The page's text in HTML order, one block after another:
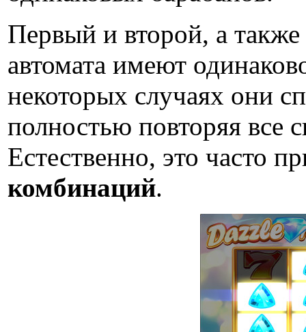
Первый и второй, а
автомата имеют
некоторых случаях они
полностью повторяя все
Естественно, это часто
комбинаций.